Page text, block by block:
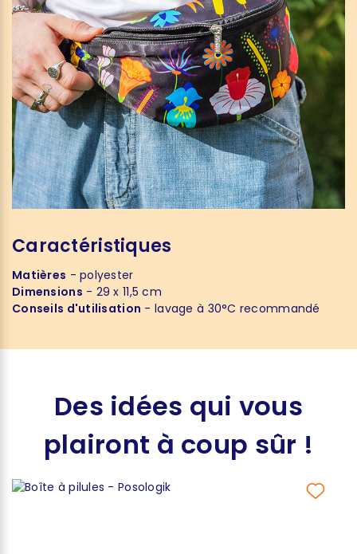
Caractéristiques
Matières - polyester
Dimensions - 29 x 11,5 cm
Conseils d'utilisation - lavage à 30°C recommandé
Des idées qui vous
plairont à coup sûr !